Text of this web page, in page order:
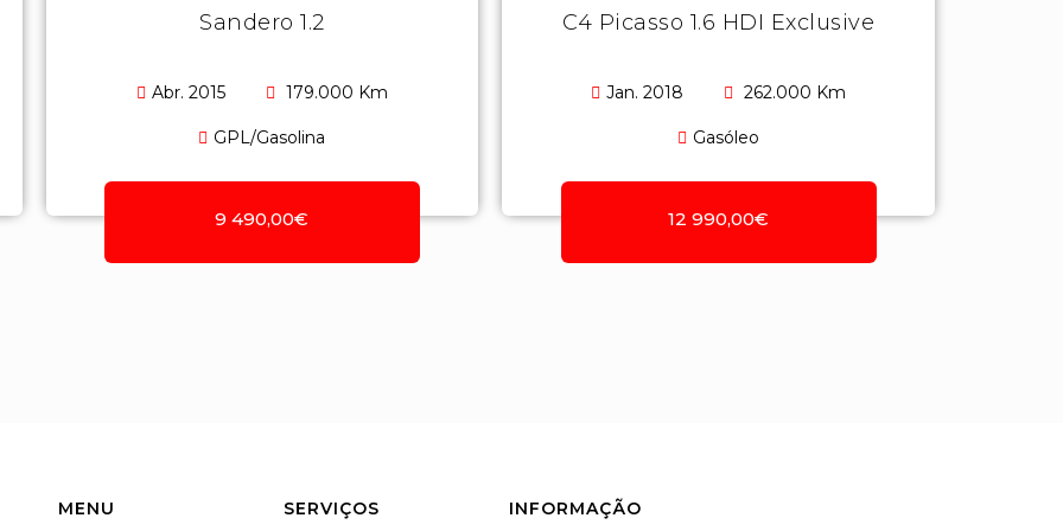
Sandero 1.2
Abr. 2015 179.000 Km
GPL/Gasolina
9 490,00€
C4 Picasso 1.6 HDI Exclusive
Jan. 2018 262.000 Km
Gasóleo
12 990,00€
MENU SERVIÇOS INFORMAÇÃO